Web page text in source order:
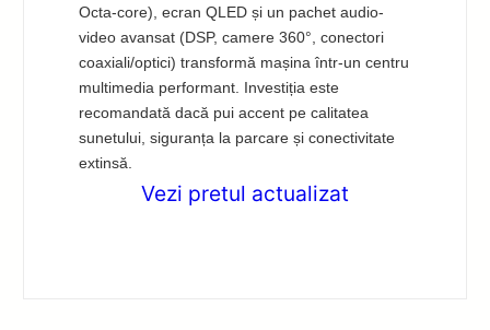
Octa-core), ecran QLED și un pachet audio-
video avansat (DSP, camere 360°, conectori
coaxiali/optici) transformă mașina într-un centru
multimedia performant. Investiția este
recomandată dacă pui accent pe calitatea
sunetului, siguranța la parcare și conectivitate
extinsă.
Vezi pretul actualizat